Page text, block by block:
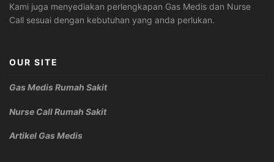
Kami juga menyediakan perlengkapan Gas Medis dan Nurse
Call sesuai dengan kebutuhan yang anda perlukan.
OUR SITE
Gas Medis Rumah Sakit
Nurse Call Rumah Sakit
Artikel Gas Medis